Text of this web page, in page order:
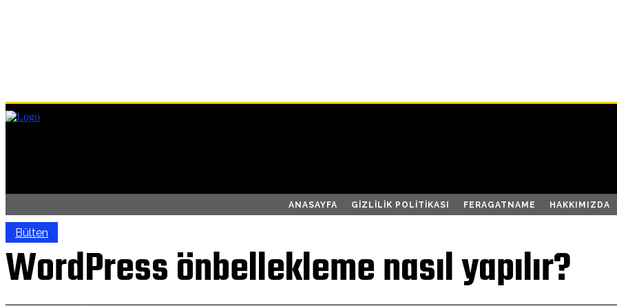
ANASAYFA GIZLILIK POLITIKASI FERAGATNAME HAKKIMIZDA
Bülten
WordPress önbellekleme nasıl yapılır?